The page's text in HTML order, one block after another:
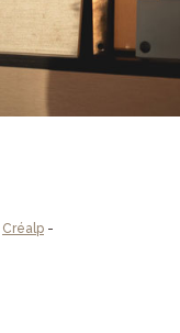
Créalp -